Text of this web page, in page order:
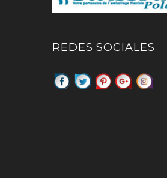
REDES SOCIALES